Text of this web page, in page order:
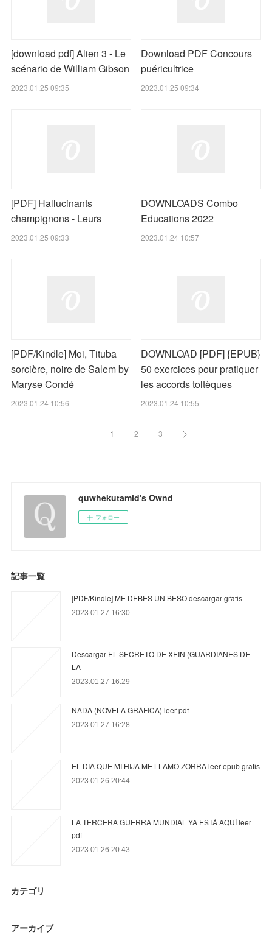
[download pdf] Alien 3 - Le
scénario de William Gibson
2023.01.25 09:35
Download PDF Concours
puéricultrice
2023.01.25 09:34
[PDF] Hallucinants
champignons - Leurs
2023.01.25 09:33
DOWNLOADS Combo
Educations 2022
2023.01.24 10:57
[PDF/Kindle] Moi, Tituba
sorcière, noire de Salem by
Maryse Condé
2023.01.24 10:56
DOWNLOAD [PDF] {EPUB}
50 exercices pour pratiquer
les accords toltèques
2023.01.24 10:55
1 2 3
quwhekutamid's Ownd
フォロー
記事一覧
[PDF/Kindle] ME DEBES UN BESO descargar gratis
2023.01.27 16:30
Descargar EL SECRETO DE XEIN (GUARDIANES DE
LA
2023.01.27 16:29
NADA (NOVELA GRÁFICA) leer pdf
2023.01.27 16:28
EL DIA QUE MI HIJA ME LLAMO ZORRA leer epub gratis
2023.01.26 20:44
LA TERCERA GUERRA MUNDIAL YA ESTÁ AQUÍ leer
pdf
2023.01.26 20:43
カテゴリ
アーカイブ